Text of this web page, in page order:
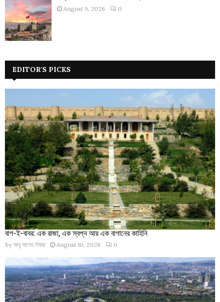
August 9, 2026 0
EDITOR'S PICKS
বাগ-ই-বাবর: এক রাজা, এক স্বপ্ন আর এক বাগানের কাহিনি
by আবু সালেহ পিয়ার August 10, 2026 0